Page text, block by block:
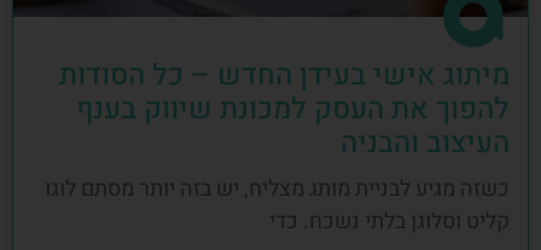
מיתוג אישי בעידן החדש – כל הסודות
להפוך את העסק למכונת שיווק בענף
העיצוב והבניה
כשזה מגיע לבניית מותג מצליח, יש בזה יותר מסתם לוגו
קליט וסלוגן בלתי נשכח. כדי